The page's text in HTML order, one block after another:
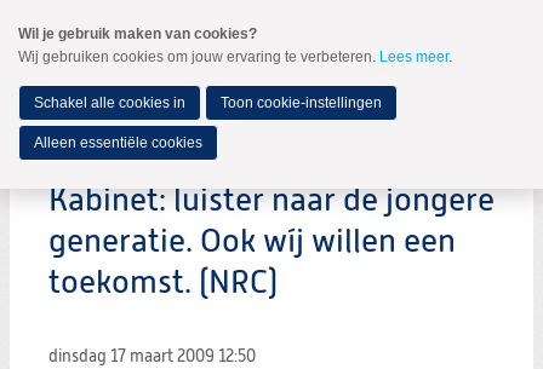
naar
Spring
de
inhoud
Spring
naar
hoofdmenu
MENU
Kabinet: luister naar de jongere
generatie. Ook wíj willen een
toekomst. (NRC)
dinsdag 17 maart 2009 12:50
Wil je gebruik maken van cookies?
Wij gebruiken cookies om jouw ervaring te verbeteren. Lees meer.
Schakel alle cookies in Toon cookie-instellingen
Alleen essentiële cookies